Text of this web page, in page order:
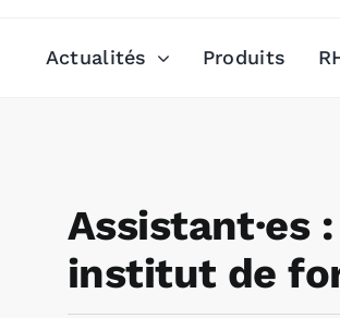
Actualités Produits
Assistant·es
institut de